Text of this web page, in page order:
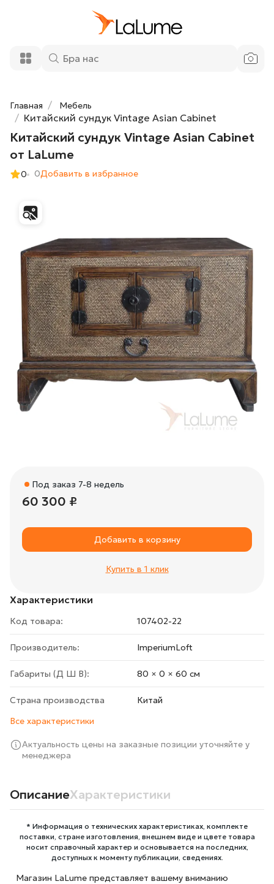
Главная Мебель
Китайский сундук Vintage Asian Cabinet
Китайский сундук Vintage Asian Cabinet
от LaLume
0 0Добавить в избранное
Характеристики
Код товара: 107402-22
Производитель: ImperiumLoft
Габариты (Д Ш В): 80 × 0 × 60 cм
Страна производства
Китай
Все характеристики
Актуальность цены на заказные позиции уточняйте у
менеджера
Под заказ 7-8 недель
60 300 ₽
Добавить в корзину
Купить в 1 клик
ОписаниеХарактеристики
* Информация о технических характеристиках, комплекте
поставки, стране изготовления, внешнем виде и цвете товара
носит справочный характер и основывается на последних,
доступных к моменту публикации, сведениях.
Магазин LaLume представляет вашему вниманию